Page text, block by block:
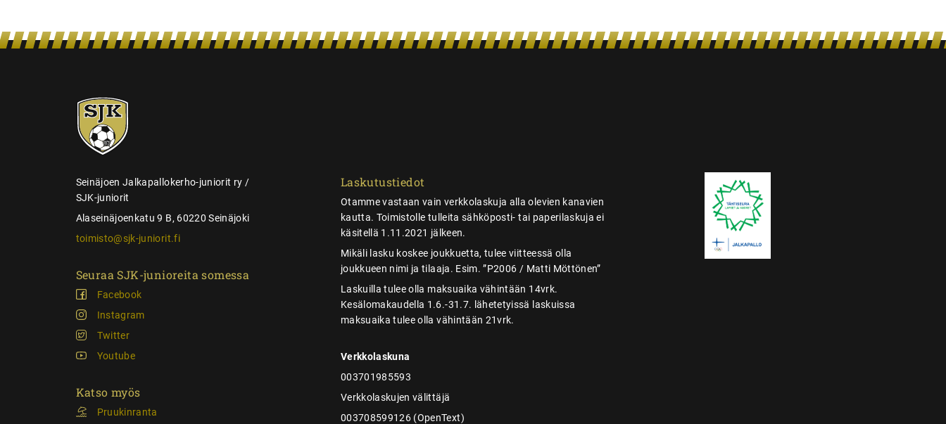
n
SJK-
juniorit
Seinäjoen Jalkapallokerho-juniorit ry /
SJK-juniorit
Alaseinäjoenkatu 9 B, 60220 Seinäjoki
toimisto@sjk-juniorit.fi
Seuraa SJK-junioreita somessa
Facebook
Instagram
Twitter
Youtube
Katso myös
Pruukinranta
Laskutustiedot
Otamme vastaan vain verkkolaskuja alla olevien kanavien
kautta. Toimistolle tulleita sähköposti- tai paperilaskuja ei
käsitellä 1.11.2021 jälkeen.
Mikäli lasku koskee joukkuetta, tulee viitteessä olla
joukkueen nimi ja tilaaja. Esim. ”P2006 / Matti Möttönen”
Laskuilla tulee olla maksuaika vähintään 14vrk.
Kesälomakaudella 1.6.-31.7. lähetetyissä laskuissa
maksuaika tulee olla vähintään 21vrk.
Verkkolaskuna
003701985593
Verkkolaskujen välittäjä
003708599126 (OpenText)